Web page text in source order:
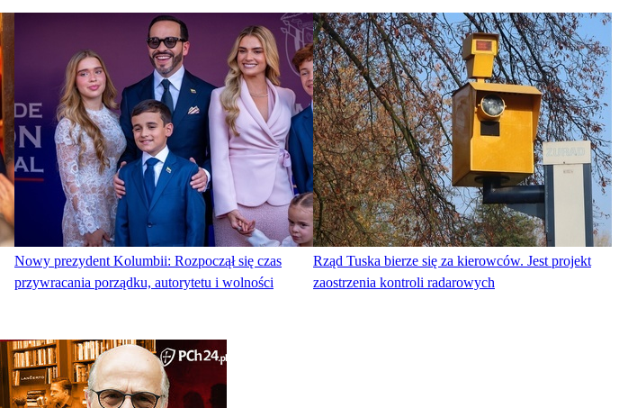
Nowy prezydent Kolumbii: Rozpoczął się czas
przywracania porządku, autorytetu i wolności
Rząd Tuska bierze się za kierowców. Jest projekt
zaostrzenia kontroli radarowych